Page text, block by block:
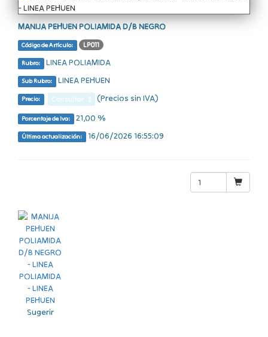
MANIJA PEHUEN POLIAMIDA D/B NEGRO
Código de Artículo: LP011
Rubro: LINEA POLIAMIDA
Sub Rubro: LINEA PEHUEN
Precio: Consultar $ (Precios sin IVA)
Porcentaje de Iva: 21,00 %
Última actualización: 16/06/2026 16:55:09
Sugerir